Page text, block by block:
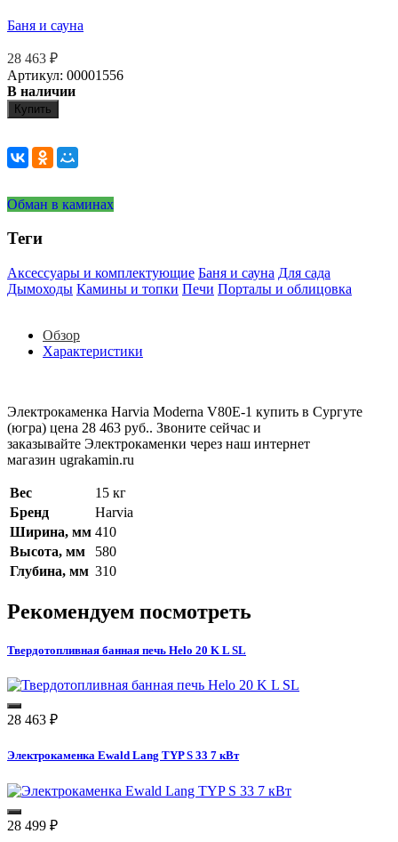
Баня и сауна
28 463 ₽
Артикул: 00001556
В наличии
Купить
Обман в каминах
Теги
Аксессуары и комплектующие Баня и сауна Для сада
Дымоходы Камины и топки Печи Порталы и облицовка
Обзор
Характеристики
Электрокаменка Harvia Moderna V80E-1 купить в Сургуте
(югра) цена 28 463 руб.. Звоните сейчас и
заказывайте Электрокаменки через наш интернет
магазин ugrakamin.ru
Вес
15 кг
Бренд
Harvia
Ширина, мм 410
Высота, мм
580
Глубина, мм 310
Рекомендуем посмотреть
Твердотопливная банная печь Helo 20 K L SL
28 463 ₽
Электрокаменка Ewald Lang TYP S 33 7 кВт
28 499 ₽